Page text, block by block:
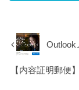
Outlook
【内容証明郵便